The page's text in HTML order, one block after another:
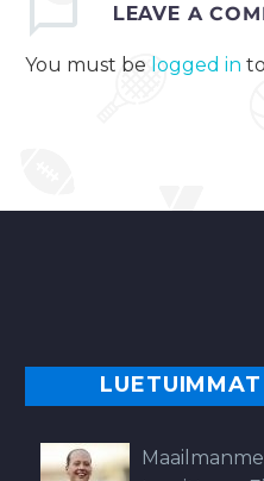
LEAVE A
You must be logged in